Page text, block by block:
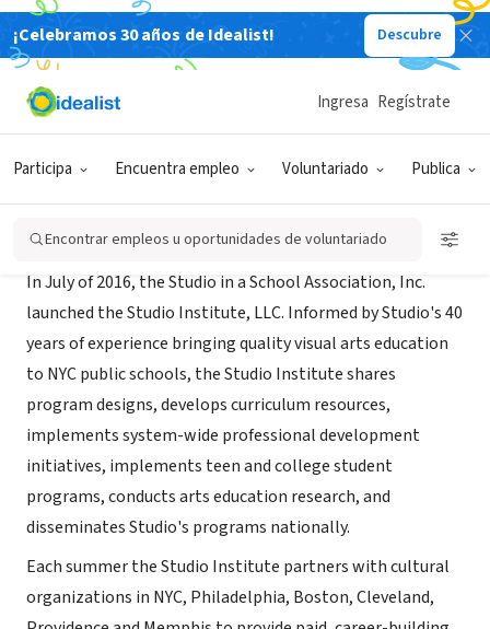
¡Celebramos 30 años de Idealist! Descubre
Participa Encuentra empleo Voluntariado Publica
Ingresa Regístrate
Encontrar empleos u oportunidades de voluntariado
ORGANIZACIÓN SIN FIN DE LUCRO
Studio Institute, LLC
In July of 2016, the Studio in a School Association, Inc.
launched the Studio Institute, LLC. Informed by Studio's 40
years of experience bringing quality visual arts education
to NYC public schools, the Studio Institute shares
program designs, develops curriculum resources,
implements system-wide professional development
initiatives, implements teen and college student
programs, conducts arts education research, and
disseminates Studio's programs nationally.
Each summer the Studio Institute partners with cultural
organizations in NYC, Philadelphia, Boston, Cleveland,